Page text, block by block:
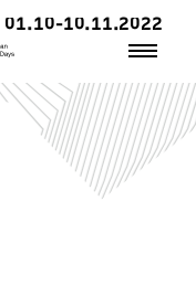
01.10-10.11.2022